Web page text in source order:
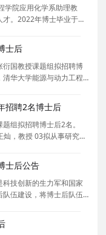
学院应用化学系助理教
。2022年博士毕业于北
2024年在美国北卡
2026
士后
国教授课题组拟招聘博
华大学能源与动力工程
和能源交叉学科为核
矿太
招聘2名博士后
组拟招聘博士后2名。
，教授 03拟从事研究内
科技重大专项研究项
算
士后公告
技创新的生力军和国家
伍建设，将博士后队伍
统一部署、统一推进，
增